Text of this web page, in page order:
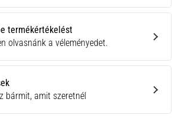
termékértékelést
olvasnánk a véleményedet.
bármit, amit szeretnél